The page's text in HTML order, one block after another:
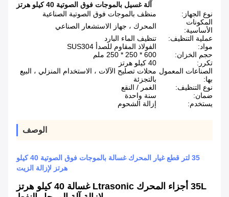
آلة غسيل بالموجات فوق الصوتية 40 كيلو هرتز
نوع الجهاز:
منظف ​​بالموجات فوق الصوتية الصناعية
المكونات
الأساسية:
المحرك ، جهاز الاستشعار الصناعي
عملية التنظيف:
تنظيف الماء البارد
مواد:
الفولاذ المقاوم للصدأ SUS304
حجم الخزان:
600 * 250 * 250 ملم
تكرر:
40 كيلو هرتز
الصناعات المعمول
بها:
محلات تصليح الآلات ، الاستخدام المنزلي ، البيع
بالتجزئة
نوع التنظيف:
الغمر / النقع
ضمان:
سنة واحدة
يستخدم:
إزالة الشحوم
الوصف
35 لتر قطع غيار المحرك غسالة بالموجات فوق الصوتية 40 كيلو
هرتز لإزالة الزيت
35L أجزاء المحرك Ltrasonic غسالة 40 كيلو هرتز